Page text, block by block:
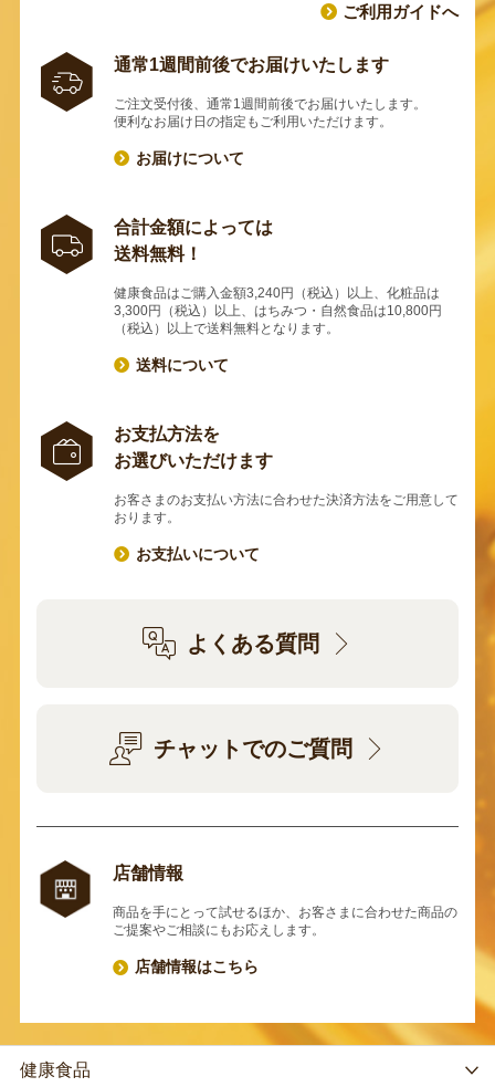
ご利用ガイドへ
通常1週間前後でお届けいたします
ご注文受付後、通常1週間前後でお届けいたします。
便利なお届け日の指定もご利用いただけます。
お届けについて
合計金額によっては
送料無料！
健康食品はご購入金額3,240円（税込）以上、化粧品は
3,300円（税込）以上、はちみつ・自然食品は10,800円
（税込）以上で送料無料となります。
送料について
お支払方法を
お選びいただけます
お客さまのお支払い方法に合わせた決済方法をご用意して
おります。
お支払いについて
よくある質問
チャットでのご質問
店舗情報
商品を手にとって試せるほか、お客さまに合わせた商品の
ご提案やご相談にもお応えします。
店舗情報はこちら
健康食品